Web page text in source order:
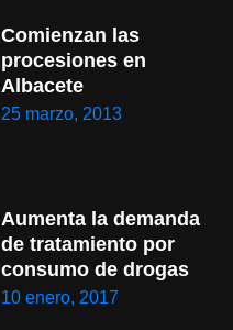
Comienzan las
procesiones en
Albacete
25 marzo, 2013
Aumenta la demanda
de tratamiento por
consumo de drogas
10 enero, 2017